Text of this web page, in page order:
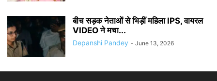
बीच सड़क नेताओं से भिड़ीं महिला IPS, वायरल
VIDEO ने मचा...
Depanshi Pandey - June 13, 2026